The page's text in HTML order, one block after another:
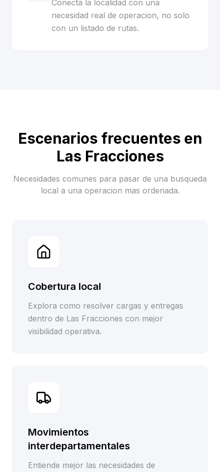
Conecta la localidad con una
necesidad real de operacion, no solo
con un listado de rutas.
Escenarios frecuentes en
Las Fracciones
Necesidades comunes para pasar de una busqueda
local a una operacion mas ordenada.
Cobertura local
Explora como resolver cargas y entregas
dentro de Las Fracciones con mejor
visibilidad operativa.
Movimientos
interdepartamentales
Entiende mejor las necesidades de